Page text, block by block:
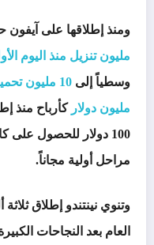
ومنذ إطلاقها على آيفون
مليون تنزيل منذ اليوم
وسطياً إلى 10 مليون تحميل يومياً
مليون دولار كأرباح منذ
100 دولار للحصول
مراحل أولية مجاناً.
وتنوي نينتندو إطلاق
العام بعد النجاحات